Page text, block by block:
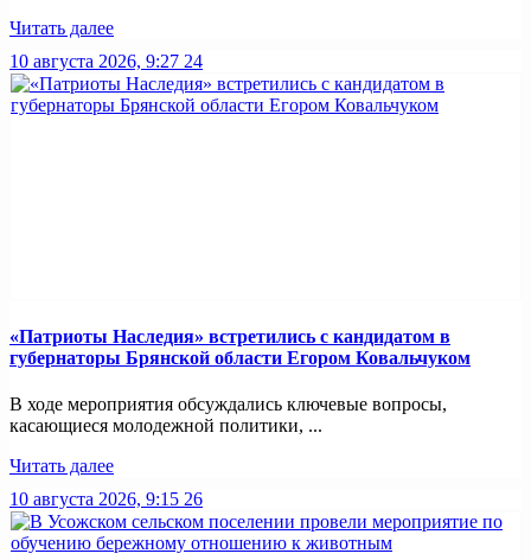
Читать далее
10 августа 2026, 9:27 24
«Патриоты Наследия» встретились с кандидатом в
губернаторы Брянской области Егором Ковальчуком
В ходе мероприятия обсуждались ключевые вопросы,
касающиеся молодежной политики, ...
Читать далее
10 августа 2026, 9:15 26